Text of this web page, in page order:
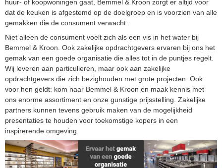
huur- of koopwoningen gaat, Bemmel & Kroon zorgt er altijd voor
dat de keuken is afgestemd op de doelgroep en is voorzien van alle
gemakken die de consument verwacht.
Niet alleen de consument voelt zich als een vis in het water bij
Bemmel & Kroon. Ook zakelijke opdrachtgevers ervaren bij ons het
gemak van een goede organisatie die alles tot in de puntjes regelt.
Wij leveren aan particulieren, maar ook aan zakelijke
opdrachtgevers die zich bezighouden met grote projecten. Ook
voor hen geldt: kom naar Bemmel & Kroon en maak kennis met
ons enorme assortiment en onze gunstige prijsstelling. Zakelijke
partners kunnen tevens gebruik maken van de mogelijkheid
presentaties te houden voor toekomstige kopers in een
inspirerende omgeving.